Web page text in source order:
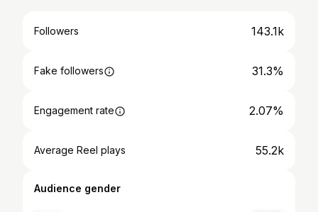
Followers 143.1k
Fake followers 31.3%
Engagement rate 2.07%
Average Reel plays 55.2k
Audience gender